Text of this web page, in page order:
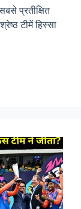
प्रतीक्षित
टीमें हिस्सा